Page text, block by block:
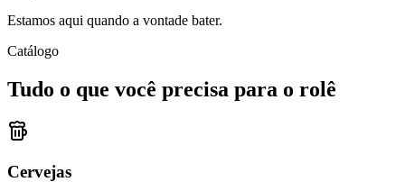
Estamos aqui quando a vontade bater.
Catálogo
Tudo o que você precisa para o rolê
Cervejas